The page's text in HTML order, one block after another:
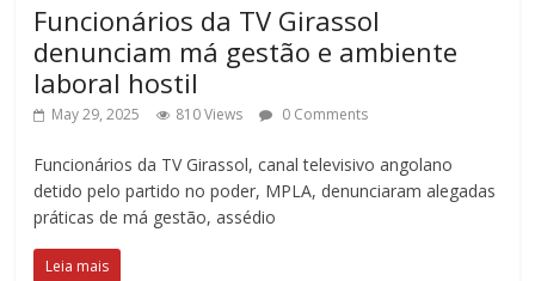
Funcionários da TV Girassol
denunciam má gestão e ambiente
laboral hostil
May 29, 2025 810 Views 0 Comments
Funcionários da TV Girassol, canal televisivo angolano
detido pelo partido no poder, MPLA, denunciaram alegadas
práticas de má gestão, assédio
Leia mais